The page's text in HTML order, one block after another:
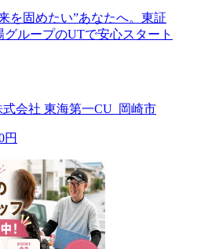
を固めたい”あなたへ。東証
グループのUTで安心スタート
会社 東海第一CU_岡崎市
円